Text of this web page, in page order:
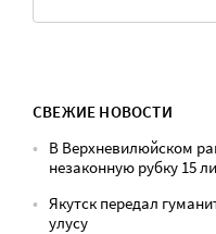
СВЕЖИЕ НОВОСТИ
В Верхневилюйском
незаконную рубку 15
Якутск передал
улусу